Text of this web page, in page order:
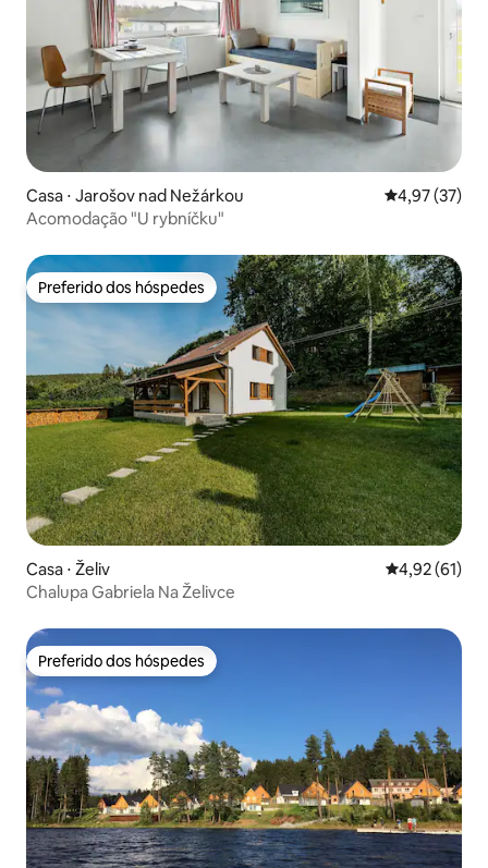
Casa ⋅ Jarošov nad Nežárkou 4,97 de uma
4,97 (37)
Acomodação "U rybníčku"
Preferido dos hóspedes
Preferido dos hóspedes
Casa ⋅ Želiv 4,92 de uma
4,92 (61)
Chalupa Gabriela Na Želivce
Preferido dos hóspedes
Preferido dos hóspedes